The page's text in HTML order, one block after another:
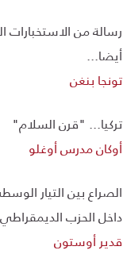
أيضا...
تونجا بنغن
تركيا... "قرن السلام"
أوكان مدرس أوغلو
الصراع بين التيار
داخل الحزب الديمقراطي
قدير أوستون